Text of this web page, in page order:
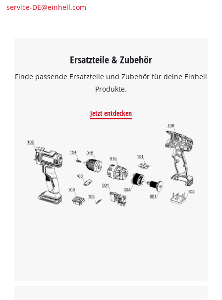
service-DE@einhell.com
Ersatzteile & Zubehör
Finde passende Ersatzteile und Zubehör für deine Einhell
Produkte.
Jetzt entdecken